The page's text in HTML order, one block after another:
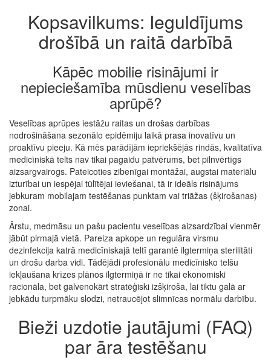
Kopsavilkums: Ieguldījums
drošībā un raitā darbībā
Kāpēc mobilie risinājumi ir
nepieciešamība mūsdienu veselības
aprūpē?
Veselības aprūpes iestāžu raitas un drošas darbības
nodrošināšana sezonālo epidēmiju laikā prasa inovatīvu un
proaktīvu pieeju. Kā mēs parādījām iepriekšējās rindās, kvalitatīva
medicīniskā telts nav tikai pagaidu patvērums, bet pilnvērtīgs
aizsargvairogs. Pateicoties zibenīgai montāžai, augstai materiālu
izturībai un iespējai tūlītējai ieviešanai, tā ir ideāls risinājums
jebkuram mobilajam testēšanas punktam vai triāžas (šķirošanas)
zonai.
Ārstu, medmāsu un pašu pacientu veselības aizsardzībai vienmēr
jābūt pirmajā vietā. Pareiza apkope un regulāra virsmu
dezinfekcija katrā medicīniskajā teltī garantē ilgtermiņa sterilitāti
un drošu darba vidi. Tādējādi profesionālu medicīnisko telšu
iekļaušana krīzes plānos ilgtermiņā ir ne tikai ekonomiski
racionāla, bet galvenokārt stratēģiski izšķiroša, lai tiktu galā ar
jebkādu turpmāku slodzi, netraucējot slimnīcas normālu darbību.
Bieži uzdotie jautājumi (FAQ)
par āra testēšanu